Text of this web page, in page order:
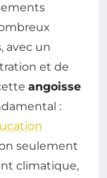
avec un
et de
angoisse
:
seulement
climatique,